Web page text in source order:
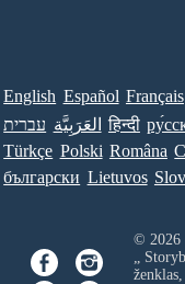
English Español Français
עברית العَرَبِيَّة हिन्दी
Türkçe Polski Româna
български Lietuvos
© 2026
„